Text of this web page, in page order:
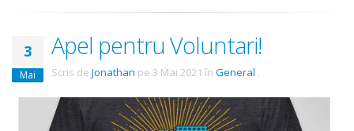
3
Mai
Apel pentru Voluntari!
Scris de Jonathan pe 3 Mai 2021 în General .